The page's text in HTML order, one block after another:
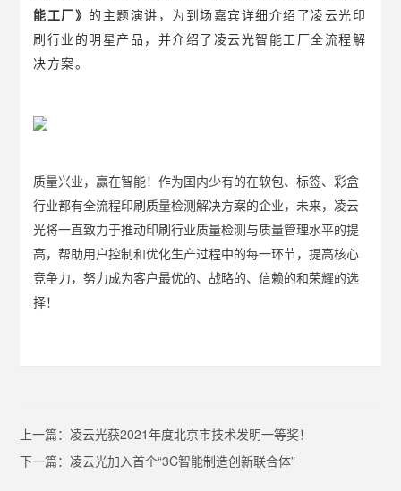
能工厂》 的主题演讲，为到场嘉宾详细介绍了凌云光印
刷行业的明星产品，并介绍了凌云光智能工厂全流程解
决方案。
质量兴业，赢在智能！作为国内少有的在软包、标签、彩盒
行业都有全流程印刷质量检测解决方案的企业，未来，凌云
光将一直致力于推动印刷行业质量检测与质量管理水平的提
高，帮助用户控制和优化生产过程中的每一环节，提高核心
竞争力，努力成为客户最优的、战略的、信赖的和荣耀的选
择！
上一篇： 凌云光获2021年度北京市技术发明一等奖！
下一篇： 凌云光加入首个“3C智能制造创新联合体”